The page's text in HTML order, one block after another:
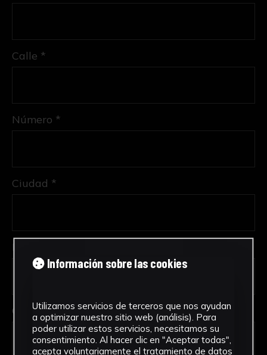
Calle *
Número *
Ciudad *
Código Postal *
Información sobre las cookies
Utilizamos servicios de terceros que nos ayudan
a optimizar nuestro sitio web (análisis). Para
poder utilizar estos servicios, necesitamos su
consentimiento. Al hacer clic en "Aceptar todas",
acepta voluntariamente el tratamiento de datos